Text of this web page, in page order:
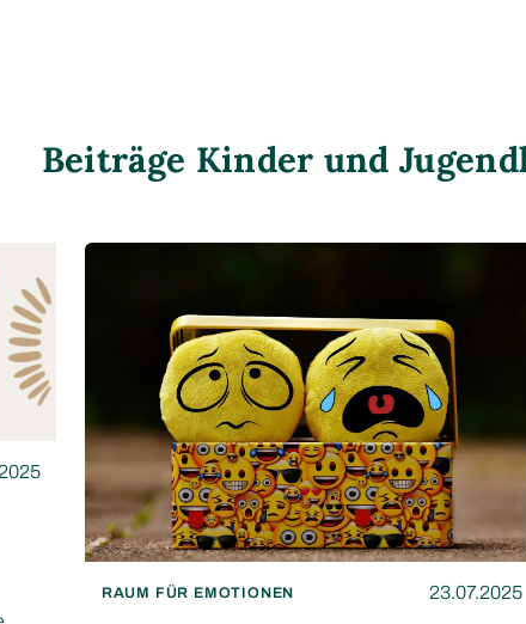
Beiträge Kinder und
RAUM FÜR EMOTIONEN 23.07.2025